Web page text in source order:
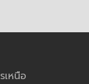
เหนือ